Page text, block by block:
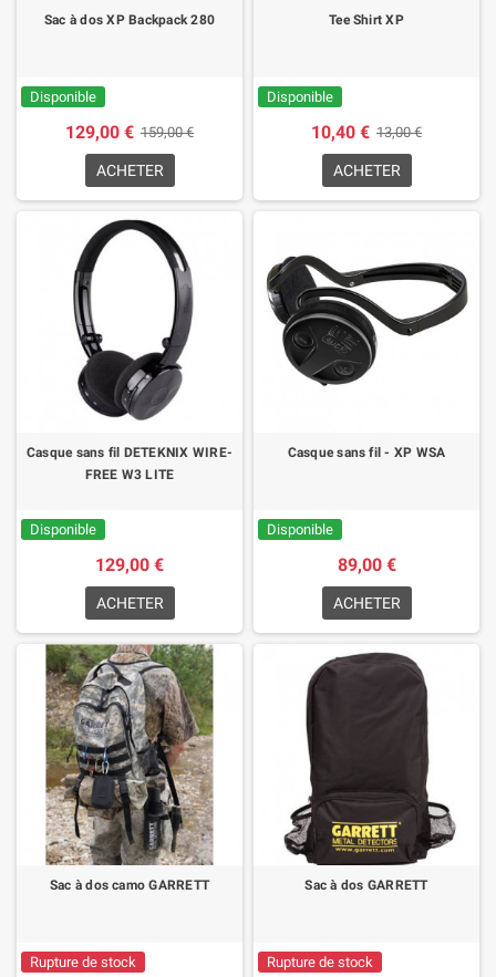
Sac à dos XP Backpack 280
Disponible
129,00 € 159,00 €
ACHETER
Tee Shirt XP
Disponible
10,40 € 13,00 €
ACHETER
Casque sans fil DETEKNIX WIRE-
FREE W3 LITE
Disponible
129,00 €
ACHETER
Casque sans fil - XP WSA
Disponible
89,00 €
ACHETER
Sac à dos camo GARRETT
Rupture de stock
Sac à dos GARRETT
Rupture de stock